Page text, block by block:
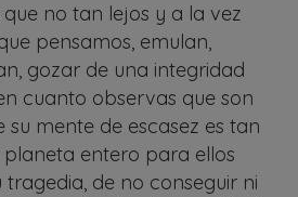
no tan lejos y a la vez
pensamos, emulan,
gozar de una integridad
cuanto observas que son
su mente de escasez es tan
entero para ellos
de no conseguir ni